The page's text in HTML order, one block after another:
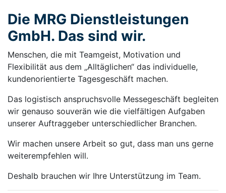
Die MRG Dienstleistungen
GmbH. Das sind wir.
Menschen, die mit Teamgeist, Motivation und
Flexibilität aus dem „Alltäglichen“ das individuelle,
kundenorientierte Tagesgeschäft machen.
Das logistisch anspruchsvolle Messegeschäft begleiten
wir genauso souverän wie die vielfältigen Aufgaben
unserer Auftraggeber unterschiedlicher Branchen.
Wir machen unsere Arbeit so gut, dass man uns gerne
weiterempfehlen will.
Deshalb brauchen wir Ihre Unterstützung im Team.